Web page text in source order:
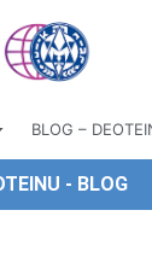
BLOG –
- BLOG